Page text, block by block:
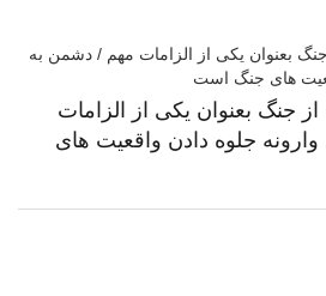
جنگ بعنوان یکی از الزامات
جلوه دادن واقعیت های